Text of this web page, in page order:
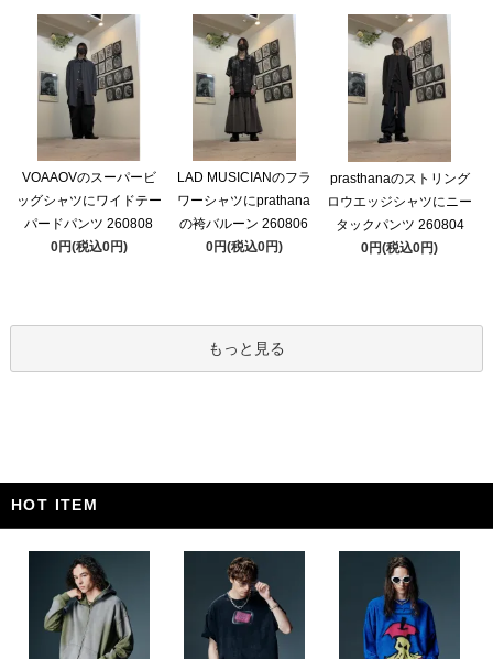
VOAAOVのスーパービ
ッグシャツにワイドテー
パードパンツ 260808
0円(税込0円)
LAD MUSICIANのフラ
ワーシャツにprathana
の袴バルーン 260806
0円(税込0円)
prasthanaのストリング
ロウエッジシャツにニー
タックパンツ 260804
0円(税込0円)
もっと見る
HOT ITEM